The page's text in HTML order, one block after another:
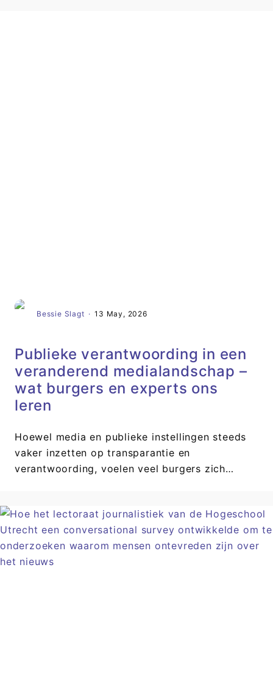
Bessie Slagt · 13 May, 2026
Publieke verantwoording in een
veranderend medialandschap –
wat burgers en experts ons
leren
Hoewel media en publieke instellingen steeds
vaker inzetten op transparantie en
verantwoording, voelen veel burgers zich…